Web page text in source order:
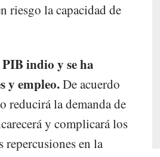
riesgo la capacidad de
indio y se ha
y empleo.De acuerdo
reducirá la demanda de
y complicará los
repercusiones en la